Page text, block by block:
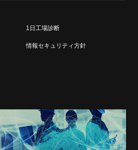
1日工場診断
情報セキュリティ方針